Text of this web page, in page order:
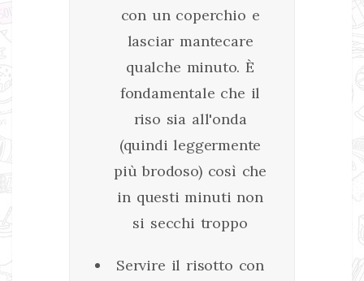
con un coperchio e
lasciar mantecare
qualche minuto. È
fondamentale che il
riso sia all'onda
(quindi leggermente
più brodoso) così che
in questi minuti non
si secchi troppo
Servire il risotto con